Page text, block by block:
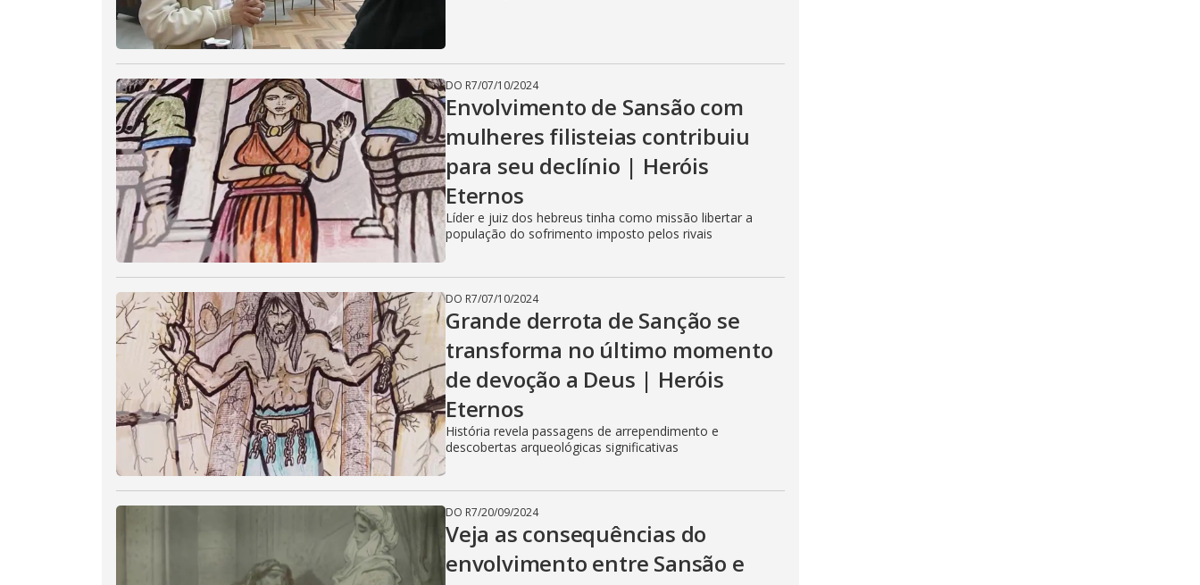
DO R7/07/10/2024
Envolvimento de Sansão com
mulheres filisteias contribuiu
para seu declínio | Heróis
Eternos
Líder e juiz dos hebreus tinha como missão libertar a
população do sofrimento imposto pelos rivais
DO R7/07/10/2024
Grande derrota de Sanção se
transforma no último momento
de devoção a Deus | Heróis
Eternos
História revela passagens de arrependimento e
descobertas arqueológicas significativas
DO R7/20/09/2024
Veja as consequências do
envolvimento entre Sansão e